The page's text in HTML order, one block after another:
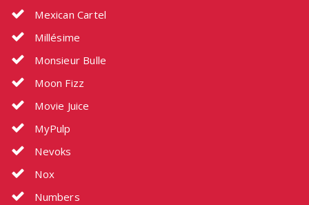
Mexican Cartel
Millésime
Monsieur Bulle
Moon Fizz
Movie Juice
MyPulp
Nevoks
Nox
Numbers